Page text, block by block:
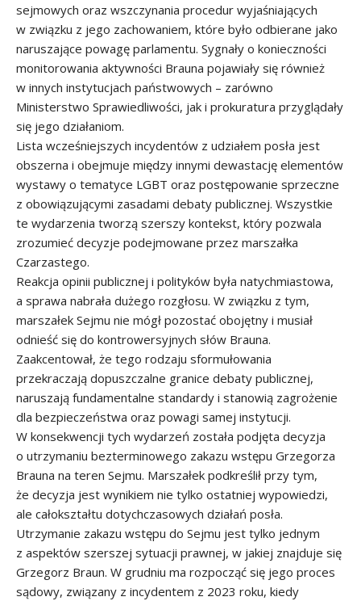
sejmowych oraz wszczynania procedur wyjaśniających
w związku z jego zachowaniem, które było odbierane jako
naruszające powagę parlamentu. Sygnały o konieczności
monitorowania aktywności Brauna pojawiały się również
w innych instytucjach państwowych – zarówno
Ministerstwo Sprawiedliwości, jak i prokuratura przyglądały
się jego działaniom.
Lista wcześniejszych incydentów z udziałem posła jest
obszerna i obejmuje między innymi dewastację elementów
wystawy o tematyce LGBT oraz postępowanie sprzeczne
z obowiązującymi zasadami debaty publicznej. Wszystkie
te wydarzenia tworzą szerszy kontekst, który pozwala
zrozumieć decyzje podejmowane przez marszałka
Czarzastego.
Reakcja opinii publicznej i polityków była natychmiastowa,
a sprawa nabrała dużego rozgłosu. W związku z tym,
marszałek Sejmu nie mógł pozostać obojętny i musiał
odnieść się do kontrowersyjnych słów Brauna.
Zaakcentował, że tego rodzaju sformułowania
przekraczają dopuszczalne granice debaty publicznej,
naruszają fundamentalne standardy i stanowią zagrożenie
dla bezpieczeństwa oraz powagi samej instytucji.
W konsekwencji tych wydarzeń została podjęta decyzja
o utrzymaniu bezterminowego zakazu wstępu Grzegorza
Brauna na teren Sejmu. Marszałek podkreślił przy tym,
że decyzja jest wynikiem nie tylko ostatniej wypowiedzi,
ale całokształtu dotychczasowych działań posła.
Utrzymanie zakazu wstępu do Sejmu jest tylko jednym
z aspektów szerszej sytuacji prawnej, w jakiej znajduje się
Grzegorz Braun. W grudniu ma rozpocząć się jego proces
sądowy, związany z incydentem z 2023 roku, kiedy